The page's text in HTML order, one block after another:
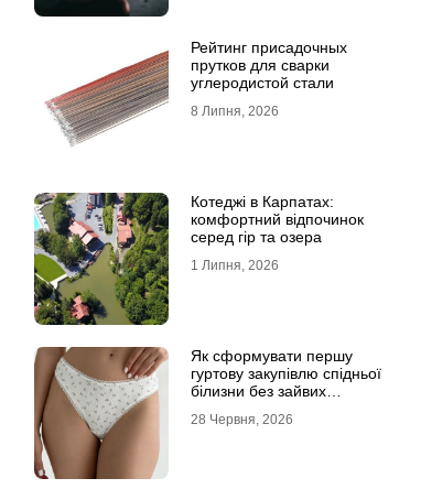
Рейтинг присадочных
прутков для сварки
углеродистой стали
8 Липня, 2026
Котеджі в Карпатах:
комфортний відпочинок
серед гір та озера
1 Липня, 2026
Як сформувати першу
гуртову закупівлю спідньої
білизни без зайвих
28 Червня, 2026